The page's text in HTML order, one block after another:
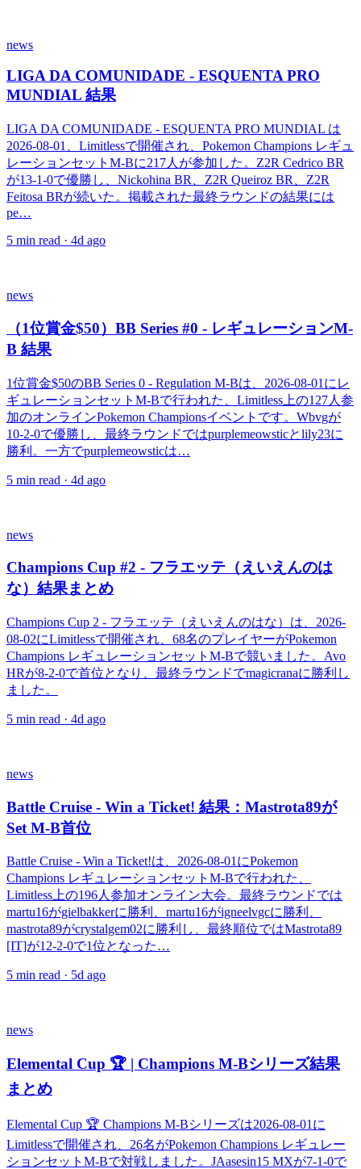
news
LIGA DA COMUNIDADE - ESQUENTA PRO
MUNDIAL 結果
LIGA DA COMUNIDADE - ESQUENTA PRO MUNDIAL は
2026-08-01、Limitlessで開催され、Pokemon Champions レギュ
レーションセットM-Bに217人が参加した。Z2R Cedrico BR
が13-1-0で優勝し、Nickohina BR、Z2R Queiroz BR、Z2R
Feitosa BRが続いた。掲載された最終ラウンドの結果には
pe…
5 min read · 4d ago
news
（1位賞金$50）BB Series #0 - レギュレーションM-
B 結果
1位賞金$50のBB Series 0 - Regulation M-Bは、2026-08-01にレ
ギュレーションセットM-Bで行われた、Limitless上の127人参
加のオンラインPokemon Championsイベントです。Wbvgが
10-2-0で優勝し、最終ラウンドではpurplemeowsticとlily23に
勝利。一方でpurplemeowsticは…
5 min read · 4d ago
news
Champions Cup #2 - フラエッテ（えいえんのは
な）結果まとめ
Champions Cup 2 - フラエッテ（えいえんのはな）は、2026-
08-02にLimitlessで開催され、68名のプレイヤーがPokemon
Champions レギュレーションセットM-Bで競いました。Avo
HRが8-2-0で首位となり、最終ラウンドでmagicranaに勝利し
ました。
5 min read · 4d ago
news
Battle Cruise - Win a Ticket! 結果：Mastrota89が
Set M-B首位
Battle Cruise - Win a Ticket!は、2026-08-01にPokemon
Champions レギュレーションセットM-Bで行われた、
Limitless上の196人参加オンライン大会。最終ラウンドでは
martu16がgielbakkerに勝利、martu16がigneelvgcに勝利、
mastrota89がcrystalgem02に勝利し、最終順位ではMastrota89
[IT]が12-2-0で1位となった…
5 min read · 5d ago
news
Elemental Cup 🏆 | Champions M-Bシリーズ結果
まとめ
Elemental Cup 🏆 Champions M-Bシリーズは2026-08-01に
Limitlessで開催され、26名がPokemon Champions レギュレー
ションセットM-Bで対戦しました。JAasesin15 MXが7-1-0で